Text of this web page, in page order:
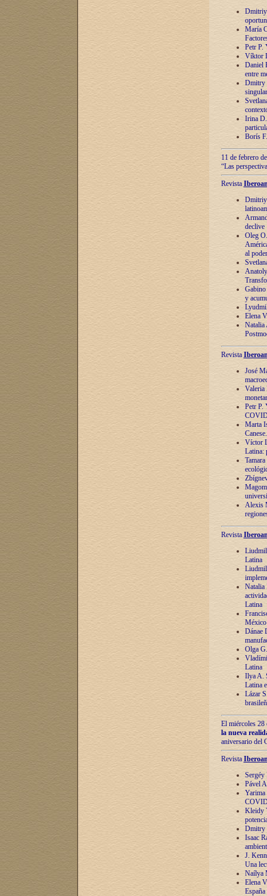
Dmitriy
María
Petr P.
Víktor
Daniel
entre
Dmitry
Irina
Borís
11 de febrero
“Las
Revista
Dmitriy
declive
Oleg
al poder
y
Elena
Natalia
Revista
José
Valeria
Petr P.
Marta
Víctor
Latina:
Alexis
Revista
Latina
Natalia
Latina
México
Dánae
Olga
Latina
Ilya A.
Latina
Lázar
El miércoles 28
la nueva
aniversario del
Revista
Sergéy
Pável
Yarima
Kleidy
Dmitry
Isaac
J.
Una
Naílya
Elena
España